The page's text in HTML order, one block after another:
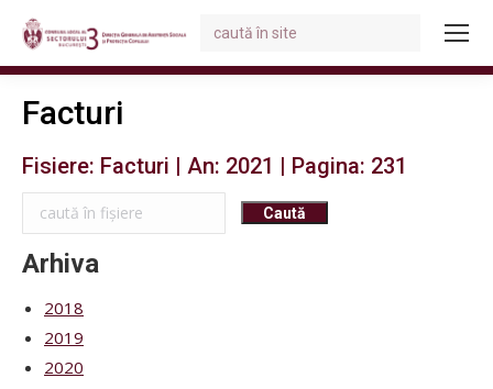
Search:
Facturi
Fisiere: Facturi | An: 2021 | Pagina: 231
Arhiva
2018
2019
2020